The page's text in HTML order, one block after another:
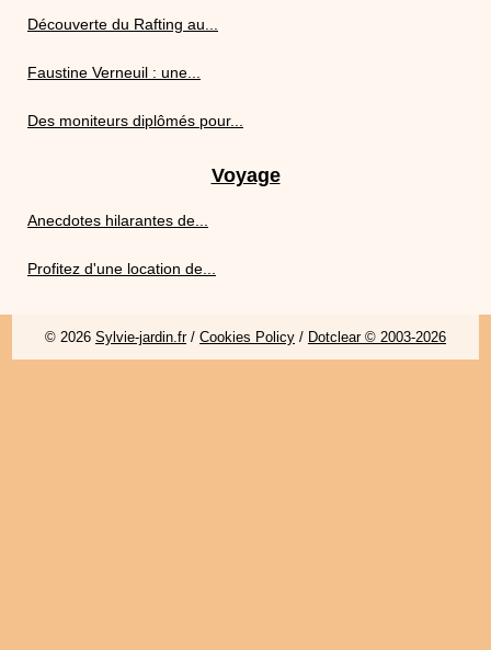
Découverte du Rafting au...
Faustine Verneuil : une...
Des moniteurs diplômés pour...
Voyage
Anecdotes hilarantes de...
Profitez d'une location de...
© 2026 Sylvie-jardin.fr/ Cookies Policy / Dotclear © 2003-2026